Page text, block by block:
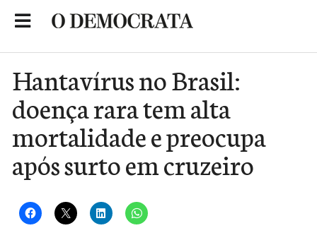
Hantavírus no Brasil:
doença rara tem alta
mortalidade e preocupa
após surto em cruzeiro